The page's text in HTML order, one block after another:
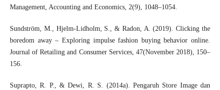
Management, Accounting and Economics, 2(9), 1048–1054.
Sundström, M., Hjelm-Lidholm, S., & Radon, A. (2019). Clicking the
boredom away – Exploring impulse fashion buying behavior online.
Journal of Retailing and Consumer Services, 47(November 2018), 150–
156.
Suprapto, R. P., & Dewi, R. S. (2014a). Pengaruh Store Image dan